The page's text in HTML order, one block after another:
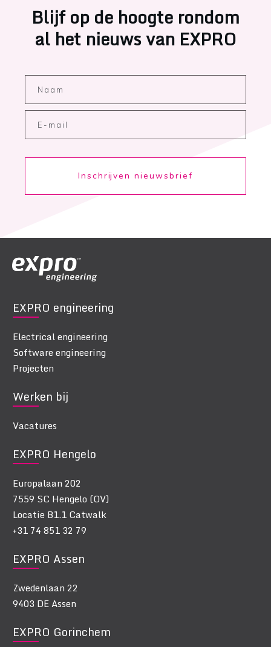
Blijf op de hoogte rondom
al het nieuws van EXPRO
Inschrijven nieuwsbrief
EXPRO engineering
Electrical engineering
Software engineering
Projecten
Werken bij
Vacatures
EXPRO Hengelo
Europalaan 202
7559 SC Hengelo (OV)
Locatie B1.1 Catwalk
+31 74 851 32 79
EXPRO Assen
Zwedenlaan 22
9403 DE Assen
EXPRO Gorinchem